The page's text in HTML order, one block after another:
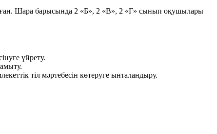
Шара барысында 2 «Б», 2 «В», 2 «Г» сынып оқушылары
үйрету.
тіл мәртебесін көтеруге ынталандыру.